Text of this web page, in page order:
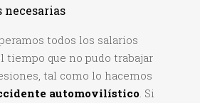
necesarias
todos los salarios
tiempo que no pudo trabajar
tal como lo hacemos
automovilístico. Si